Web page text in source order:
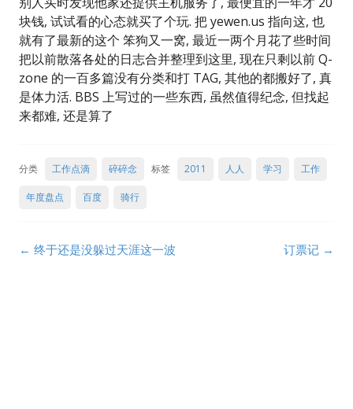
块钱, 试试看的心态就买了个玩. 把 yewen.us 指向这, 也
就有了最新的这个 笨狗又一窝, 最近一两个月花了些时间
把以前散落各处的日志合并整理到这里, 现在只剩以前 Q-
zone 的一百多篇没有分类和打 TAG, 其他的都搬好了, 真
是体力活. BBS 上写过的一些东西, 虽然值得纪念, 但找起
来都难, 还是算了
分类 工作点滴 碎碎念 标签 2011 人人 学习 工作
年度盘点 百度 骑行
Post
← 终于还是没躲过天涯这一波 订票记 →